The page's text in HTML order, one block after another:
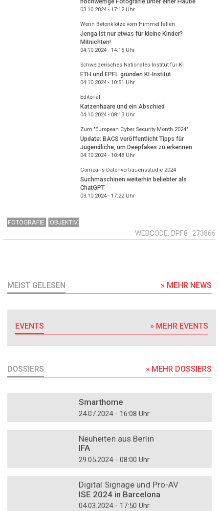
03.10.2024 - 17:12Uhr
Wenn Betonklötze vom Himmel fallen
Jenga ist nur etwas für kleine Kinder?
Mitnichten!
04.10.2024 - 14:15Uhr
Schweizerisches Nationales Institut für KI
ETH und EPFL gründen KI-Institut
04.10.2024 - 10:51 Uhr
Editorial
Katzenhaare und ein Abschied
04.10.2024 - 08:13Uhr
Zum "European Cyber Security Month 2024"
Update: BACS veröffentlicht Tipps für
Jugendliche, um Deepfakes zu erkennen
04.10.2024 - 10:48Uhr
Comparis-Datenvertrauensstudie 2024
Suchmaschinen weiterhin beliebter als
ChatGPT
03.10.2024 - 17:22Uhr
FOTOGRAFIE OBJEKTIV
WEBCODE DPF8_273866
MEIST GELESEN » MEHR NEWS
EVENTS » MEHR EVENTS
DOSSIERS » MEHR DOSSIERS
Smarthome
24.07.2024 - 16:08 Uhr
Neuheiten aus Berlin
IFA
29.05.2024 - 08:00 Uhr
Digital Signage und Pro-AV
ISE 2024 in Barcelona
04.03.2024 - 17:50 Uhr